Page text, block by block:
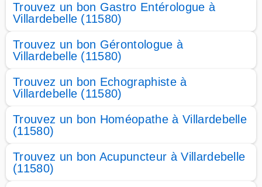
Trouvez un bon Gastro Entérologue à
Villardebelle (11580)
Trouvez un bon Gérontologue à
Villardebelle (11580)
Trouvez un bon Echographiste à
Villardebelle (11580)
Trouvez un bon Homéopathe à Villardebelle
(11580)
Trouvez un bon Acupuncteur à Villardebelle
(11580)